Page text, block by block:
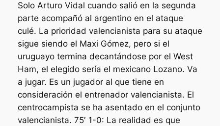
Solo Arturo Vidal cuando salió en la segunda
parte acompañó al argentino en el ataque
culé. La prioridad valencianista para su ataque
sigue siendo el Maxi Gómez, pero si el
uruguayo termina decantándose por el West
Ham, el elegido sería el mexicano Lozano. Va
a jugar. Es un jugador al que tiene en
consideración el entrenador valencianista. El
centrocampista se ha asentado en el conjunto
valencianista. 75′ 1-0: La realidad es que